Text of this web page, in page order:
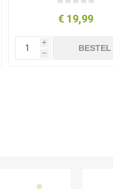
€ 19,99
i
h
BESTEL